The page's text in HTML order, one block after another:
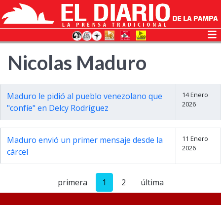
Nicolas Maduro
Maduro le pidió al pueblo venezolano que
"confíe" en Delcy Rodríguez
14 Enero
2026
Maduro envió un primer mensaje desde la
cárcel
11 Enero
2026
primera 1 2 última